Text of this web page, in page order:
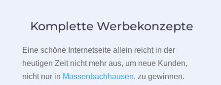
Komplette Werbekonzepte
Eine schöne Internetseite allein reicht in der
heutigen Zeit nicht mehr aus, um neue Kunden,
nicht nur in Massenbachhausen, zu gewinnen.